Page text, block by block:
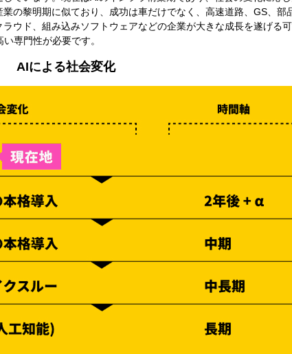
の黎明期に似ており、成功は車だけでなく、高速道路、GS、部
ウド、組み込みソフトウェアなどの企業が大きな成長を遂げる
専門性が必要です。
AIによる社会変化